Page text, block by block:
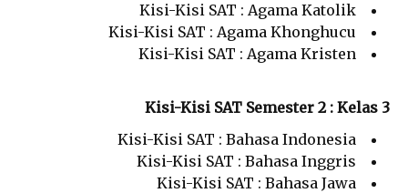
Kisi-Kisi SAT : Agama Katolik
Kisi-Kisi SAT : Agama Khonghucu
Kisi-Kisi SAT : Agama Kristen
Kisi-Kisi SAT Semester 2 : Kelas 3
Kisi-Kisi SAT : Bahasa Indonesia
Kisi-Kisi SAT : Bahasa Inggris
Kisi-Kisi SAT : Bahasa Jawa